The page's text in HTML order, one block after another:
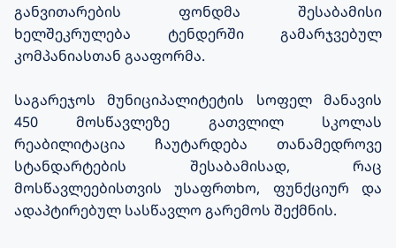
განვითარების ფონდმა შესაბამისი
ხელშეკრულება ტენდერში გამარჯვებულ
კომპანიასთან გააფორმა.
საგარეჯოს მუნიციპალიტეტის სოფელ მანავის
450 მოსწავლეზე გათვლილ სკოლას
რეაბილიტაცია ჩაუტარდება თანამედროვე
სტანდარტების შესაბამისად, რაც
მოსწავლეებისთვის უსაფრთხო, ფუნქციურ და
ადაპტირებულ სასწავლო გარემოს შექმნის.